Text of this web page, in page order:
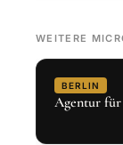
WEITERE
BERLIN
Agentur für